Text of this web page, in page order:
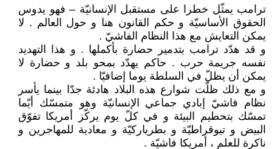
ترامب يمثّل خطرا على مستقبل الإنسانيّة – فهو يدوس
الحقوق الأساسيّة و حكم القانون هنا و حول العالم . لا
يمكن التعايش مع هذا النظام الفاشيّ .
و قد هدّد ترامب بتدمير حضارة بأكملها . و هذا التهديد
نفسه جريمة حرب . حاكم يهدّد بمحو بلد و حضارة لا
يمكن أن يظلّ في السلطة يوما إضافيّا .
و مع ذلك ظلّت شوارع هذه البلاد هادئة جدّا بينما يأسر
نظام فاشيّ إبادي جماعي الإنسانيّة وهو متمسّك أيّما
تمسّك بتحطيم البيئة و في كلّ يوم يركّز أمريكا تفوّق
البيض و تيوقراطيّة و بطرياركيّة و معادية للمهاجرين و
ناكرة للعلم ، أمريكا فاشيّة .